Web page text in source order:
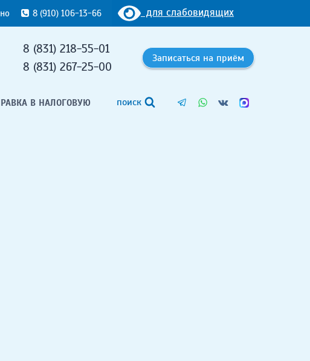
8 (910) 106-13-66 для слабовидящих
8 (831) 218-55-01
8 (831) 267-25-00
Записаться на приём
В НАЛОГОВУЮ поиск